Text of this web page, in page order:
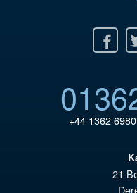
Twitter
+44 1362
21